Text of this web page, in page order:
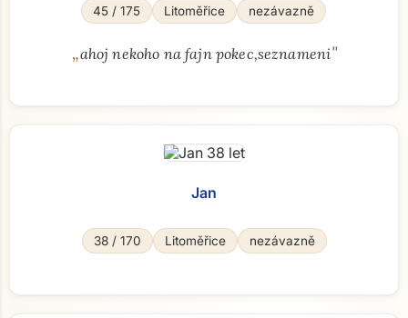
45 / 175 Litoměřice nezávazně
„ahoj nekoho na fajn pokec,seznameni"
Jan
38 / 170 Litoměřice nezávazně